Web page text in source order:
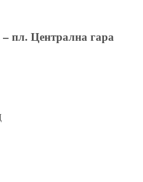
пл. Централна гара